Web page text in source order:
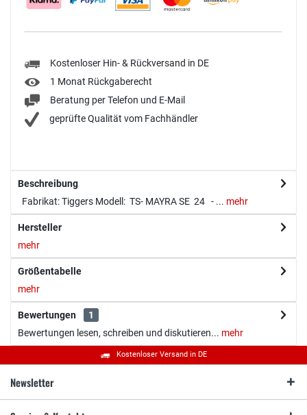
Kostenloser Hin- & Rückversand in DE
1 Monat Rückgaberecht
Beratung per Telefon und E-Mail
geprüfte Qualität vom Fachhändler
Beschreibung
Fabrikat: Tiggers Modell: TS- MAYRA SE 24 - ... mehr
Hersteller
mehr
Größentabelle
mehr
Bewertungen
1
Bewertungen lesen, schreiben und diskutieren... mehr
Kostenloser Versand in DE
Newsletter